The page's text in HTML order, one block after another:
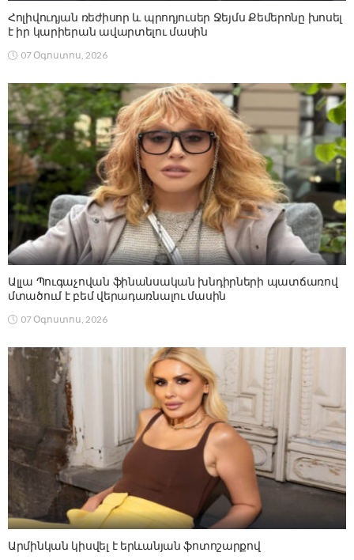
Հոլիվուդյան ռեժիսոր և պրոդյուսեր Ջեյմս Քեմերոնը խոսել
է իր կարիերան ավարտելու մասին
07 Օգոստոս, 2026
Ալլա Պուգաչովան ֆինանսական խնդիրների պատճառով
մտածում է բեմ վերադառնալու մասին
07 Օգոստոս, 2026
Արմինկան կիսվել է երևանյան ֆոտոշարքով